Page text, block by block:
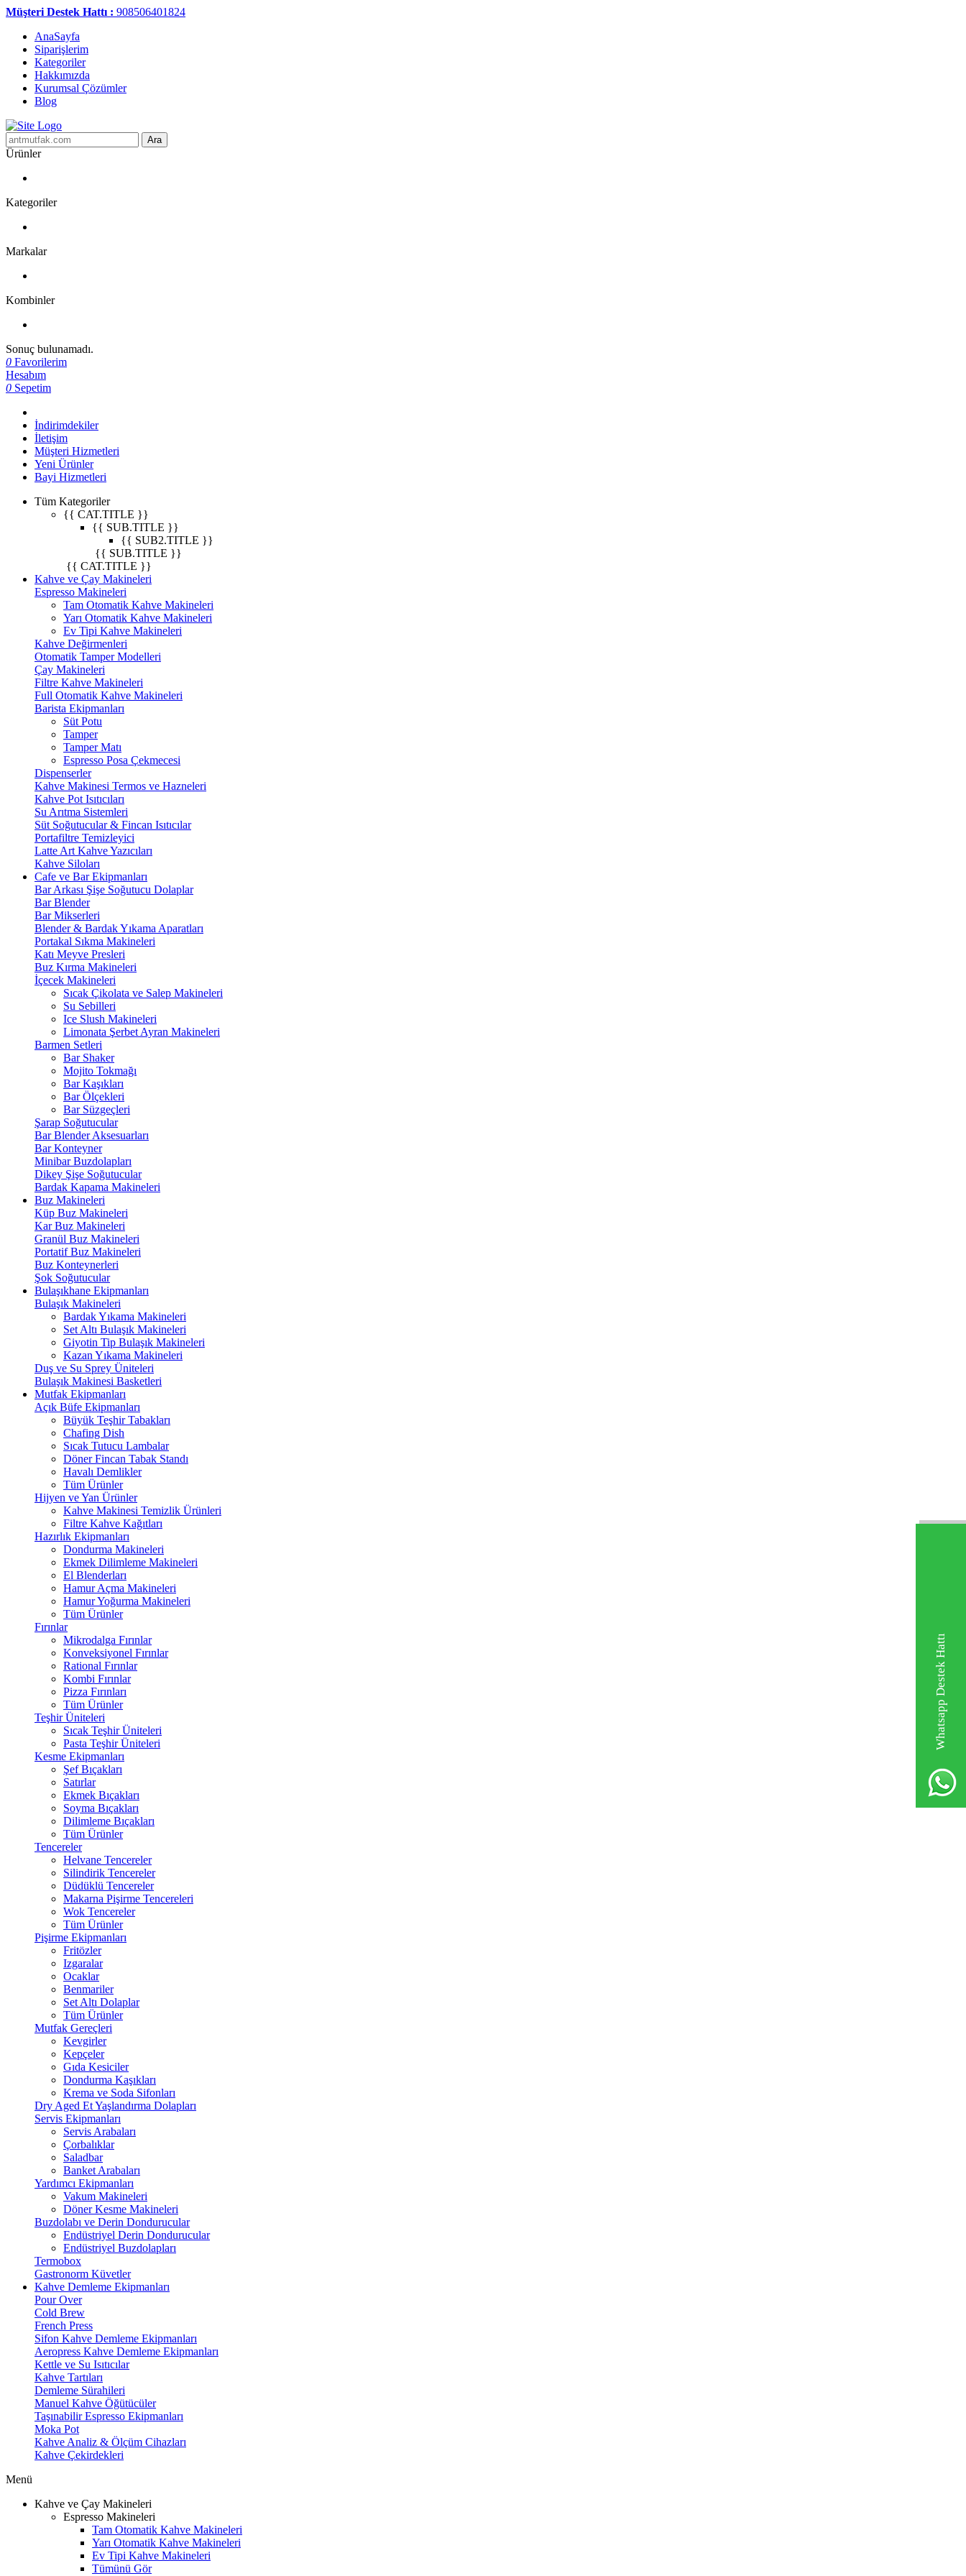
Whatsapp Destek Hattı
Müşteri Destek Hattı : 908506401824
AnaSayfa
Siparişlerim
Kategoriler
Hakkımızda
Kurumsal Çözümler
Blog
Ara
Ürünler
Kategoriler
Markalar
Kombinler
Sonuç bulunamadı.
0 Favorilerim
Hesabım
0 Sepetim
İndirimdekiler
İletişim
Müşteri Hizmetleri
Yeni Ürünler
Bayi Hizmetleri
Tüm Kategoriler
{{ CAT.TITLE }}
{{ SUB.TITLE }}
{{ SUB2.TITLE }}
{{ SUB.TITLE }}
{{ CAT.TITLE }}
Kahve ve Çay Makineleri
Espresso Makineleri
Tam Otomatik Kahve Makineleri
Yarı Otomatik Kahve Makineleri
Ev Tipi Kahve Makineleri
Kahve Değirmenleri
Otomatik Tamper Modelleri
Çay Makineleri
Filtre Kahve Makineleri
Full Otomatik Kahve Makineleri
Barista Ekipmanları
Süt Potu
Tamper
Tamper Matı
Espresso Posa Çekmecesi
Dispenserler
Kahve Makinesi Termos ve Hazneleri
Kahve Pot Isıtıcıları
Su Arıtma Sistemleri
Süt Soğutucular & Fincan Isıtıcılar
Portafiltre Temizleyici
Latte Art Kahve Yazıcıları
Kahve Siloları
Cafe ve Bar Ekipmanları
Bar Arkası Şişe Soğutucu Dolaplar
Bar Blender
Bar Mikserleri
Blender & Bardak Yıkama Aparatları
Portakal Sıkma Makineleri
Katı Meyve Presleri
Buz Kırma Makineleri
İçecek Makineleri
Sıcak Çikolata ve Salep Makineleri
Su Sebilleri
Ice Slush Makineleri
Limonata Şerbet Ayran Makineleri
Barmen Setleri
Bar Shaker
Mojito Tokmağı
Bar Kaşıkları
Bar Ölçekleri
Bar Süzgeçleri
Şarap Soğutucular
Bar Blender Aksesuarları
Bar Konteyner
Minibar Buzdolapları
Dikey Şişe Soğutucular
Bardak Kapama Makineleri
Buz Makineleri
Küp Buz Makineleri
Kar Buz Makineleri
Granül Buz Makineleri
Portatif Buz Makineleri
Buz Konteynerleri
Şok Soğutucular
Bulaşıkhane Ekipmanları
Bulaşık Makineleri
Bardak Yıkama Makineleri
Set Altı Bulaşık Makineleri
Giyotin Tip Bulaşık Makineleri
Kazan Yıkama Makineleri
Duş ve Su Sprey Üniteleri
Bulaşık Makinesi Basketleri
Mutfak Ekipmanları
Açık Büfe Ekipmanları
Büyük Teşhir Tabakları
Chafing Dish
Sıcak Tutucu Lambalar
Döner Fincan Tabak Standı
Havalı Demlikler
Tüm Ürünler
Hijyen ve Yan Ürünler
Kahve Makinesi Temizlik Ürünleri
Filtre Kahve Kağıtları
Hazırlık Ekipmanları
Dondurma Makineleri
Ekmek Dilimleme Makineleri
El Blenderları
Hamur Açma Makineleri
Hamur Yoğurma Makineleri
Tüm Ürünler
Fırınlar
Mikrodalga Fırınlar
Konveksiyonel Fırınlar
Rational Fırınlar
Kombi Fırınlar
Pizza Fırınları
Tüm Ürünler
Teşhir Üniteleri
Sıcak Teşhir Üniteleri
Pasta Teşhir Üniteleri
Kesme Ekipmanları
Şef Bıçakları
Satırlar
Ekmek Bıçakları
Soyma Bıçakları
Dilimleme Bıçakları
Tüm Ürünler
Tencereler
Helvane Tencereler
Silindirik Tencereler
Düdüklü Tencereler
Makarna Pişirme Tencereleri
Wok Tencereler
Tüm Ürünler
Pişirme Ekipmanları
Fritözler
Izgaralar
Ocaklar
Benmariler
Set Altı Dolaplar
Tüm Ürünler
Mutfak Gereçleri
Kevgirler
Kepçeler
Gıda Kesiciler
Dondurma Kaşıkları
Krema ve Soda Sifonları
Dry Aged Et Yaşlandırma Dolapları
Servis Ekipmanları
Servis Arabaları
Çorbalıklar
Saladbar
Banket Arabaları
Yardımcı Ekipmanları
Vakum Makineleri
Döner Kesme Makineleri
Buzdolabı ve Derin Dondurucular
Endüstriyel Derin Dondurucular
Endüstriyel Buzdolapları
Termobox
Gastronorm Küvetler
Kahve Demleme Ekipmanları
Pour Over
Cold Brew
French Press
Sifon Kahve Demleme Ekipmanları
Aeropress Kahve Demleme Ekipmanları
Kettle ve Su Isıtıcılar
Kahve Tartıları
Demleme Sürahileri
Manuel Kahve Öğütücüler
Taşınabilir Espresso Ekipmanları
Moka Pot
Kahve Analiz & Ölçüm Cihazları
Kahve Çekirdekleri
Menü
Kahve ve Çay Makineleri
Espresso Makineleri
Tam Otomatik Kahve Makineleri
Yarı Otomatik Kahve Makineleri
Ev Tipi Kahve Makineleri
Tümünü Gör